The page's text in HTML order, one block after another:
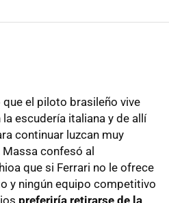
el piloto brasileño vive
escudería italiana y de allí
continuar luzcan muy
confesó al
que si Ferrari no le ofrece
y ningún equipo competitivo
preferiría retirarse de la